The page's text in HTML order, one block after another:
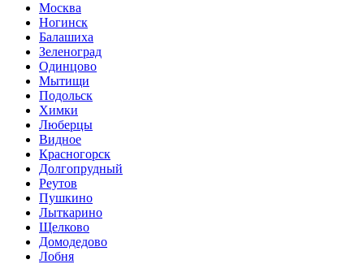
Москва
Ногинск
Балашиха
Зеленоград
Одинцово
Мытищи
Подольск
Химки
Люберцы
Видное
Красногорск
Долгопрудный
Реутов
Пушкино
Лыткарино
Щелково
Домодедово
Лобня